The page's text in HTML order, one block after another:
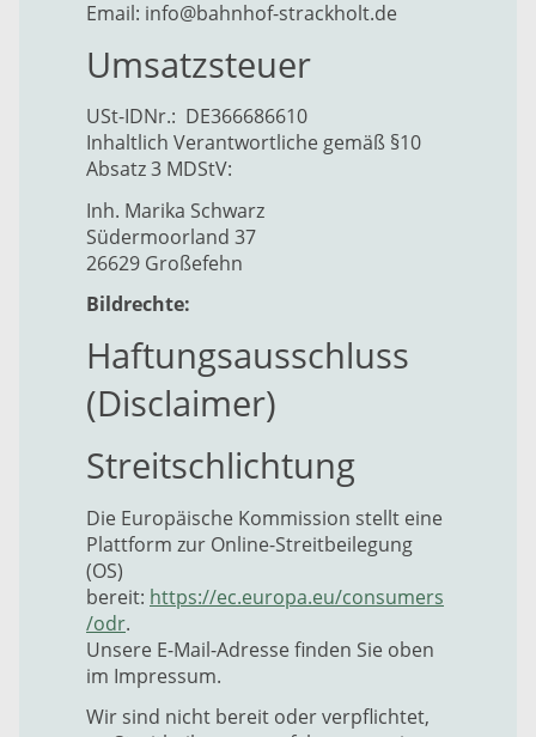
Email: info@bahnhof-strackholt.de
Umsatzsteuer
USt-IDNr.: DE366686610
Inhaltlich Verantwortliche gemäß §10
Absatz 3 MDStV:
Inh. Marika Schwarz
Südermoorland 37
26629 Großefehn
Bildrechte:
Haftungsausschluss
(Disclaimer)
Streitschlichtung
Die Europäische Kommission stellt eine
Plattform zur Online-Streitbeilegung
(OS)
bereit: https://ec.europa.eu/consumers
/odr.
Unsere E-Mail-Adresse finden Sie oben
im Impressum.
Wir sind nicht bereit oder verpflichtet,